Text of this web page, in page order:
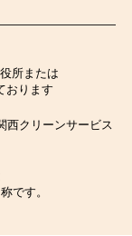
所または
おります
西クリーンサービス
です。